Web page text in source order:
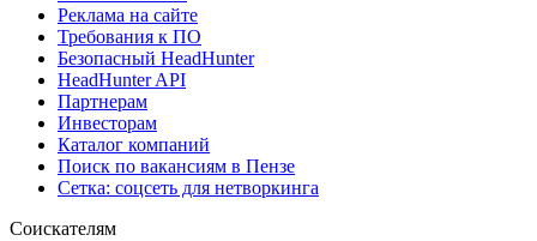
Реклама на сайте
Требования к ПО
Безопасный HeadHunter
HeadHunter API
Партнерам
Инвесторам
Каталог компаний
Поиск по вакансиям в Пензе
Сетка: соцсеть для нетворкинга
Соискателям